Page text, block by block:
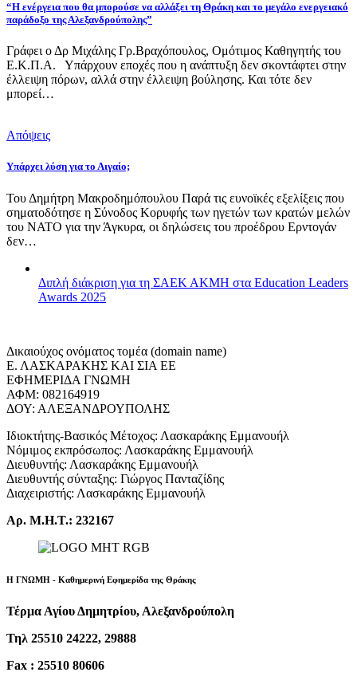
“Η ενέργεια που θα μπορούσε να αλλάξει τη Θράκη και το μεγάλο ενεργειακό
παράδοξο της Αλεξανδρούπολης”
Γράφει ο Δρ Μιχάλης Γρ.Βραχόπουλος, Ομότιμος Καθηγητής του
Ε.Κ.Π.Α. Υπάρχουν εποχές που η ανάπτυξη δεν σκοντάφτει στην
έλλειψη πόρων, αλλά στην έλλειψη βούλησης. Και τότε δεν
μπορεί…
Απόψεις
Υπάρχει λύση για το Αιγαίο;
Του Δημήτρη Μακροδημόπουλου Παρά τις ευνοϊκές εξελίξεις που
σηματοδότησε η Σύνοδος Κορυφής των ηγετών των κρατών μελών
του ΝΑΤΟ για την Άγκυρα, οι δηλώσεις του προέδρου Ερντογάν
δεν…
Διπλή διάκριση για τη ΣΑΕΚ ΑΚΜΗ στα Education Leaders
Awards 2025
Δικαιούχος ονόματος τομέα (domain name)
Ε. ΛΑΣΚΑΡΑΚΗΣ ΚΑΙ ΣΙΑ ΕΕ
ΕΦΗΜΕΡΙΔΑ ΓΝΩΜΗ
ΑΦΜ: 082164919
ΔΟΥ: ΑΛΕΞΑΝΔΡΟΥΠΟΛΗΣ
Ιδιοκτήτης-Βασικός Μέτοχος: Λασκαράκης Εμμανουήλ
Νόμιμος εκπρόσωπος: Λασκαράκης Εμμανουήλ
Διευθυντής: Λασκαράκης Εμμανουήλ
Διευθυντής σύνταξης: Γιώργος Πανταζίδης
Διαχειριστής: Λασκαράκης Εμμανουήλ
Αρ. Μ.Η.Τ.: 232167
Η ΓΝΩΜΗ - Καθημερινή Εφημερίδα της Θράκης
Τέρμα Αγίου Δημητρίου, Αλεξανδρούπολη
Τηλ 25510 24222, 29888
Fax : 25510 80606